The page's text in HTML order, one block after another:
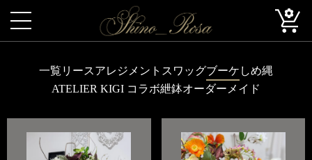
一覧 リースアレジメント スワッグブーケ しめ縄
ATELIER KIGI コラボ紲鉢オーダーメイド